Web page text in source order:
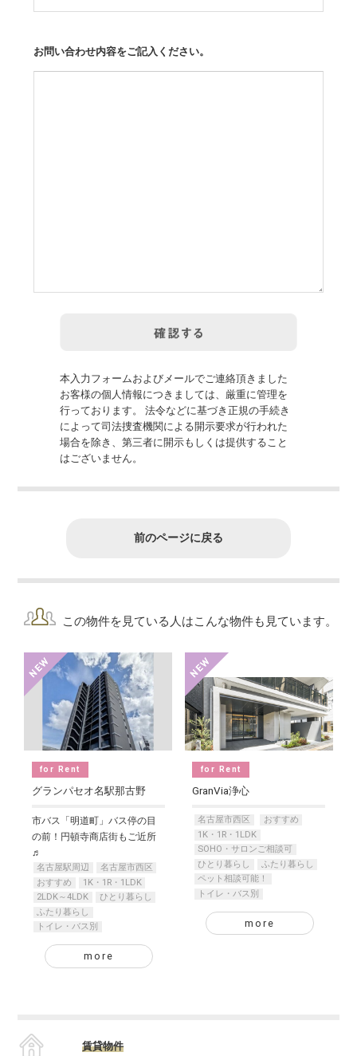
お問い合わせ内容をご記入ください。
本入力フォームおよびメールでご連絡頂きました
お客様の個人情報につきましては、厳重に管理を
行っております。 法令などに基づき正規の手続き
によって司法捜査機関による開示要求が行われた
場合を除き、第三者に開示もしくは提供すること
はございません。
前のページに戻る
この物件を見ている人はこんな物件も見ています。
for Rent
グランパセオ名駅那古野
市バス「明道町」バス停の目
の前！円頓寺商店街もご近所
♬
名古屋駅周辺
名古屋市西区
おすすめ
1K・1R・1LDK
2LDK～4LDK
ひとり暮らし
ふたり暮らし
トイレ・バス別
more
for Rent
GranVia浄心
名古屋市西区
おすすめ
1K・1R・1LDK
SOHO・サロンご相談可
ひとり暮らし
ふたり暮らし
ペット相談可能！
トイレ・バス別
more
賃貸物件